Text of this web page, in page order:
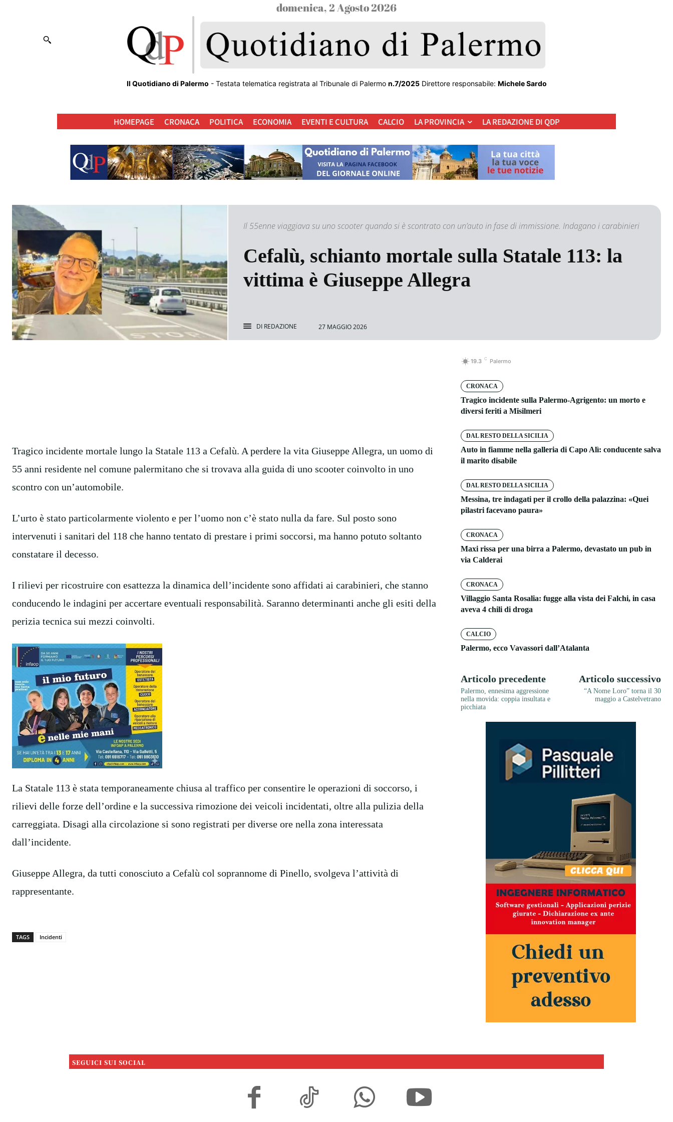
domenica, 2 Agosto 2026
Il Quotidiano di Palermo - Testata telematica registrata al Tribunale di Palermo n.7/2025Direttore responsabile: Michele Sardo
HOMEPAGE CRONACA POLITICA ECONOMIA EVENTI E CULTURA CALCIO LA PROVINCIA LA REDAZIONE DI QDP
Il 55enne viaggiava su uno scooter quando si è scontrato con un’auto in fase di immissione. Indagano i carabinieri
Cefalù, schianto mortale sulla Statale 113: la
vittima è Giuseppe Allegra
DI REDAZIONE 27 MAGGIO 2026
Tragico incidente mortale lungo la Statale 113 a Cefalù. A perdere la vita Giuseppe Allegra, un uomo di
55 anni residente nel comune palermitano che si trovava alla guida di uno scooter coinvolto in uno
scontro con un’automobile.
L’urto è stato particolarmente violento e per l’uomo non c’è stato nulla da fare. Sul posto sono
intervenuti i sanitari del 118 che hanno tentato di prestare i primi soccorsi, ma hanno potuto soltanto
constatare il decesso.
I rilievi per ricostruire con esattezza la dinamica dell’incidente sono affidati ai carabinieri, che stanno
conducendo le indagini per accertare eventuali responsabilità. Saranno determinanti anche gli esiti della
perizia tecnica sui mezzi coinvolti.
La Statale 113 è stata temporaneamente chiusa al traffico per consentire le operazioni di soccorso, i
rilievi delle forze dell’ordine e la successiva rimozione dei veicoli incidentati, oltre alla pulizia della
carreggiata. Disagi alla circolazione si sono registrati per diverse ore nella zona interessata
dall’incidente.
Giuseppe Allegra, da tutti conosciuto a Cefalù col soprannome di Pinello, svolgeva l’attività di
rappresentante.
TAGS Incidenti
19.3 C Palermo
CRONACA
Tragico incidente sulla Palermo-Agrigento: un morto e
diversi feriti a Misilmeri
DAL RESTO DELLA SICILIA
Auto in fiamme nella galleria di Capo Alì: conducente salva
il marito disabile
DAL RESTO DELLA SICILIA
Messina, tre indagati per il crollo della palazzina: «Quei
pilastri facevano paura»
CRONACA
Maxi rissa per una birra a Palermo, devastato un pub in
via Calderai
CRONACA
Villaggio Santa Rosalia: fugge alla vista dei Falchi, in casa
aveva 4 chili di droga
CALCIO
Palermo, ecco Vavassori dall’Atalanta
Articolo precedente
Palermo, ennesima aggressione
nella movida: coppia insultata e
picchiata
Articolo successivo
“A Nome Loro” torna il 30
maggio a Castelvetrano
SEGUICI SUI SOCIAL